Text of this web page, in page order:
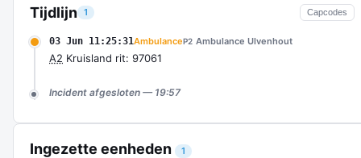
Tijdlijn 1 Capcodes
03 Jun 11:25:31AmbulanceP2 Ambulance Ulvenhout
A2 Kruisland rit: 97061
Incident afgesloten — 19:57
Ingezette eenheden 1